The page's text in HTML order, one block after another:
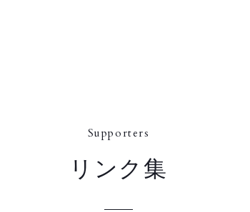
Supporters
リンク集